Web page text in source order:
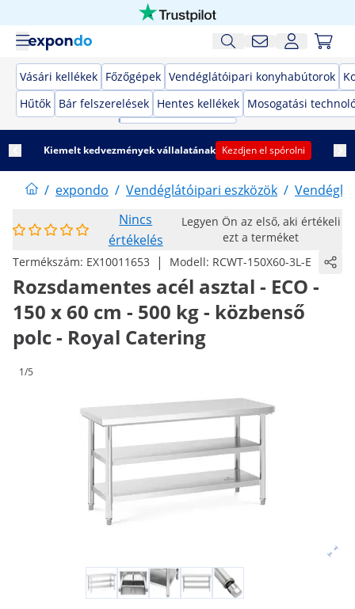
Vásári kellékek Főzőgépek Vendéglátóipari konyhabútorok
Hűtők Bár felszerelések Hentes kellékek Mosogatási
Kiemelt kedvezmények vállalatának Kezdjen el spórolni
/ expondo / Vendéglátóipari eszközök /
Nincs
értékelés
Legyen Ön az első, aki értékeli
ezt a terméket
Termékszám: EX10011653 | Modell: RCWT-150X60-3L-E
Rozsdamentes acél asztal - ECO -
150 x 60 cm - 500 kg - közbenső
polc - Royal Catering
1/5